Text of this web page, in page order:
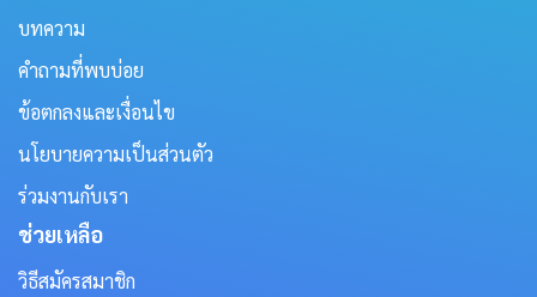
บทความ
คำถามที่พบบ่อย
ข้อตกลงและเงื่อนไข
นโยบายความเป็นส่วนตัว
ร่วมงานกับเรา
ช่วยเหลือ
วิธีสมัครสมาชิก